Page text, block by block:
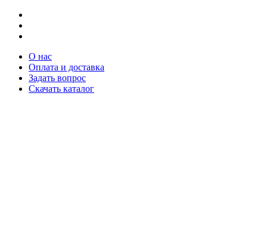
О нас
Оплата и доставка
Задать вопрос
Скачать каталог